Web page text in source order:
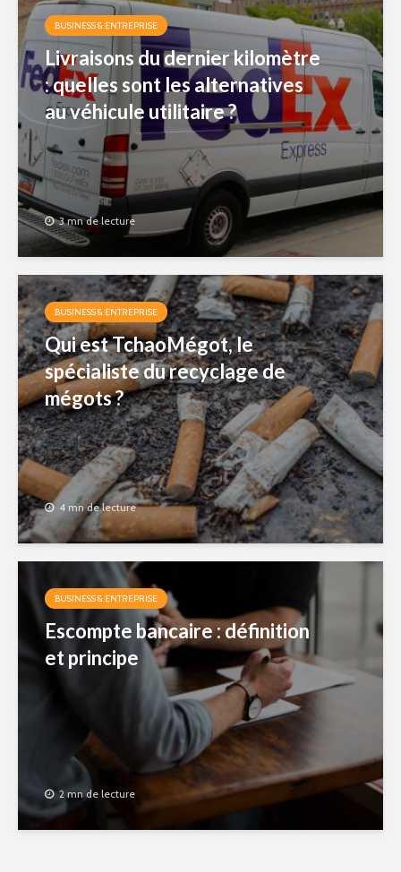
BUSINESS & ENTREPRISE
Livraisons du dernier kilomètre
: quelles sont les alternatives
au véhicule utilitaire ?
3 mn de lecture
BUSINESS & ENTREPRISE
Qui est TchaoMégot, le
spécialiste du recyclage de
mégots ?
4 mn de lecture
BUSINESS & ENTREPRISE
Escompte bancaire : définition
et principe
2 mn de lecture